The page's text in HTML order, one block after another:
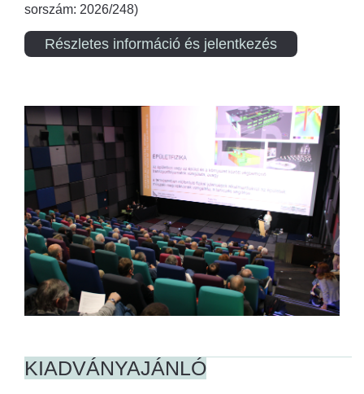
sorszám: 2026/248)
Részletes információ és jelentkezés
KIADVÁNYAJÁNLÓ